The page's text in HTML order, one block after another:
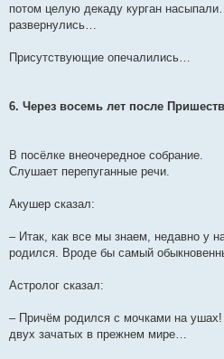
потом целую декаду курган
развернулись…
Присутствующие опечалились…
6. Через восемь лет после
В посёлке внеочередное собрание.
Слушает перепуганные речи.
Акушер сказал:
– Итак, как все мы знаем, недавно у
родился. Вроде бы самый
Астролог сказал:
– Причём родился с мочками на
двух зачатых в прежнем мире…